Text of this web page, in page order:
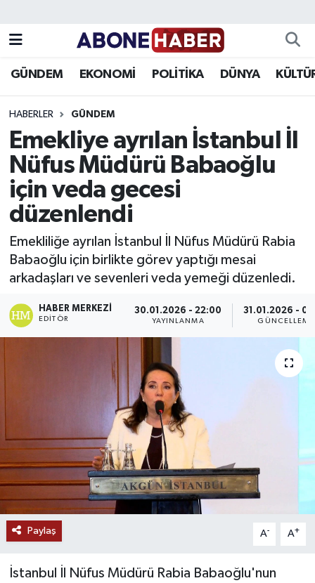
GÜNDEM EKONOMİ POLİTİKA DÜNYA
HABERLER GÜNDEM
Emekliye ayrılan İstanbul İl
Nüfus Müdürü Babaoğlu
için veda gecesi
düzenlendi
Emekliliğe ayrılan İstanbul İl Nüfus Müdürü Rabia
Babaoğlu için birlikte görev yaptığı mesai
arkadaşları ve sevenleri veda yemeği düzenledi.
HABER MERKEZI
EDITÖR
30.01.2026 - 22:00
YAYINLANMA
31.01.2026 -
GÜNCELLEME
Paylaş A- A+
İstanbul İl Nüfus Müdürü Rabia Babaoğlu'nun
Asayiş
Bilim ve Teknoloji
Dünya
Eğitim
Ekonomi
Haberde İnsan
Kültür Sanat
Magazin
Süper Lig Puan Durumu ve Fikstür
Tüm Manşetler
Son Dakika Haberleri
Haber Arşivi